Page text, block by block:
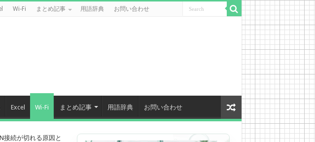
Wi-Fi まとめ記事 用語辞典 お問い合わせ
Excel Wi-Fi まとめ記事 用語辞典 お問い合わせ
接続が切れる原因と